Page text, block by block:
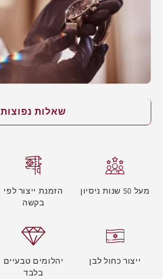
שאלות נפוצות
מעל 50 שנות ניסיון
הזמנת ייצור לפי
בקשה
ייצור כחול לבן
יהלומים טבעיים
בלבד